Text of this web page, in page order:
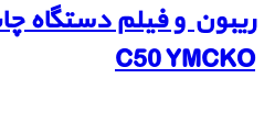
C50 YMCKO